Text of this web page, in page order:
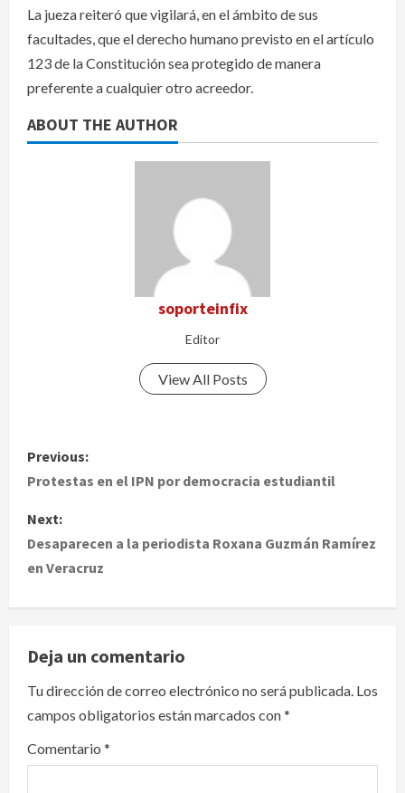
La jueza reiteró que vigilará, en el ámbito de sus
facultades, que el derecho humano previsto en el artículo
123 de la Constitución sea protegido de manera
preferente a cualquier otro acreedor.
ABOUT THE AUTHOR
soporteinfix
Editor
View All Posts
P
o
s
t
n
v
i
g
Previous:
Protestas en el IPN por democracia estudiantil
Next:
Desaparecen a la periodista Roxana Guzmán Ramírez
en Veracruz
Deja un comentario
Tu dirección de correo electrónico no será publicada. Los
campos obligatorios están marcados con*
Comentario *